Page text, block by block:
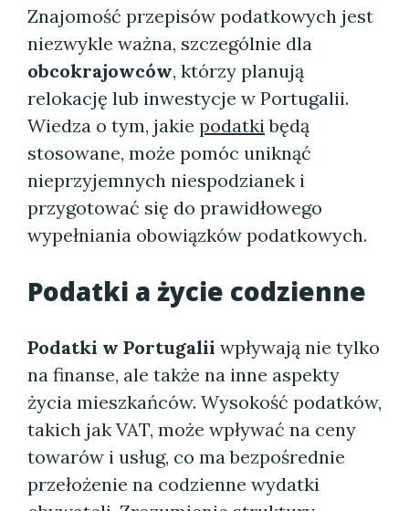
Znajomość przepisów podatkowych jest
niezwykle ważna, szczególnie dla
obcokrajowców, którzy planują
relokację lub inwestycje w Portugalii.
Wiedza o tym, jakie podatkibędą
stosowane, może pomóc uniknąć
nieprzyjemnych niespodzianek i
przygotować się do prawidłowego
wypełniania obowiązków podatkowych.
Podatki a życie codzienne
Podatki w Portugalii wpływają nie tylko
na finanse, ale także na inne aspekty
życia mieszkańców. Wysokość podatków,
takich jak VAT, może wpływać na ceny
towarów i usług, co ma bezpośrednie
przełożenie na codzienne wydatki